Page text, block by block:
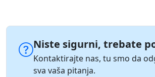
Niste sigurni, trebate
Kontaktirajte nas, tu smo da
sva vaša pitanja.